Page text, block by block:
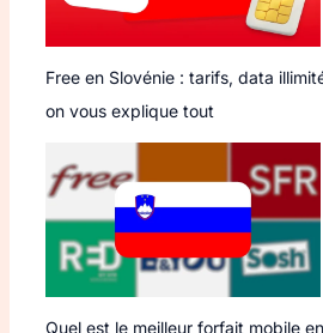
Free en Slovénie : tarifs, data
on vous explique tout
Quel est le meilleur forfait mobile